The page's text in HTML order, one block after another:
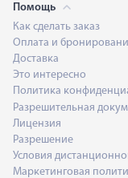
Помощь
Как сделать заказ
Оплата и
Доставка
Это интересно
Политика
Разрешительная
Лицензия
Разрешение
Условия
Маркетинговая